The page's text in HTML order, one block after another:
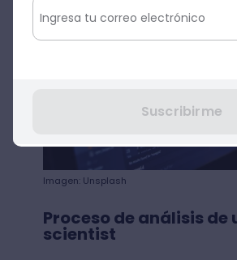
Imagen: Unsplash
Proceso de análisis de
scientist
Suscribirme